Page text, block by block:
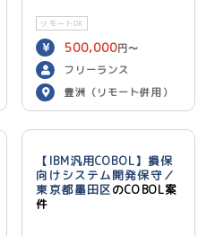
リモートOK
500,000円〜
600,000 円／月
フリーランス
豊洲（リモート併用）
【IBM汎用COBOL】損保
向けシステム開発保守／
東京都墨田区のCOBOL案
件